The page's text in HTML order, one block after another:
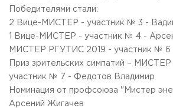
ГРАФИК И РЕЖИМ РАБОТЫ
пн-чт: с 09:00 до 18:00;
сб-вс: выходной
Приемная комиссия
пн-пт: с 10:00 до 17:00;
вс: выходной.
Победителями стали:
2 Вице-МИСТЕР - участник № 3 -
1 Вице-МИСТЕР - участник № 4 -
МИСТЕР РГУТИС 2019 - участник № 6
Приз зрительских симпатий –
участник № 7 - Федотов Владимир
Номинация от профсоюза "Мистер
Арсений Жигачев